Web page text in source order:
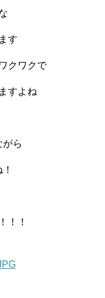
す
クワクで
すよね
がら
！！